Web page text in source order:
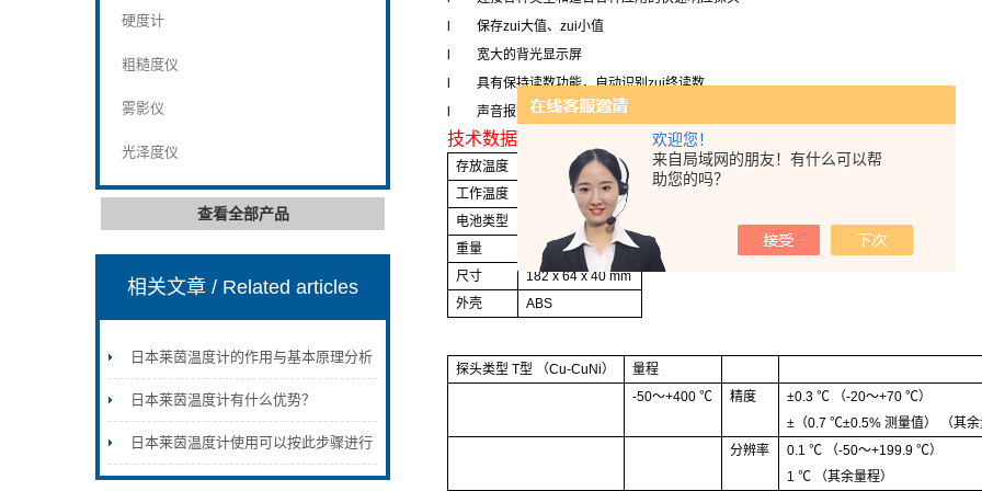
欢迎您！
来自局域网的朋友！有什么可以帮
助您的吗？
硬度计
粗糙度仪
雾影仪
光泽度仪
查看全部产品
相关文章/ Related articles
日本莱茵温度计的作用与基本原理分析
日本莱茵温度计有什么优势？
日本莱茵温度计使用可以按此步骤进行
保存zui大值、zui小值
宽大的背光显示屏
具有保持读数功能，自动识别zui终读数
声音报警（可调节报警限值）
技术数据testo 926
存放温度 +70℃
工作温度
+50℃
电池类型
块状电池, 6F22
重量
171 g
尺寸
182 x 64 x 40 mm
外壳
ABS
探头类型 T型 （Cu-CuNi）
量程
-50～+400℃ 精度 ±0.3℃ （-20～+70℃）
± （0.7℃±0.5%测量值） （其
分辨率
0.1℃ （-50～+199.9℃）
1℃ （其余量程）